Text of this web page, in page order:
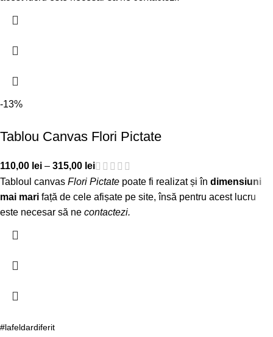
-13%
Tablou Canvas Flori Pictate
110,00 lei – 315,00 lei
Tabloul canvas Flori Pictate poate fi realizat și în dimensiuni
mai mari față de cele afișate pe site, însă pentru acest lucru
este necesar să ne contactezi.
#lafeldardiferit